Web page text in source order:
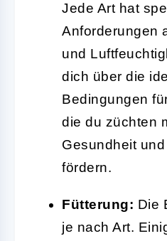
Jede Art hat
Anforderungen
und
dich über die
Bedingungen
die du züchten
Gesundheit
fördern.
Fütterung: Die
je nach Art.